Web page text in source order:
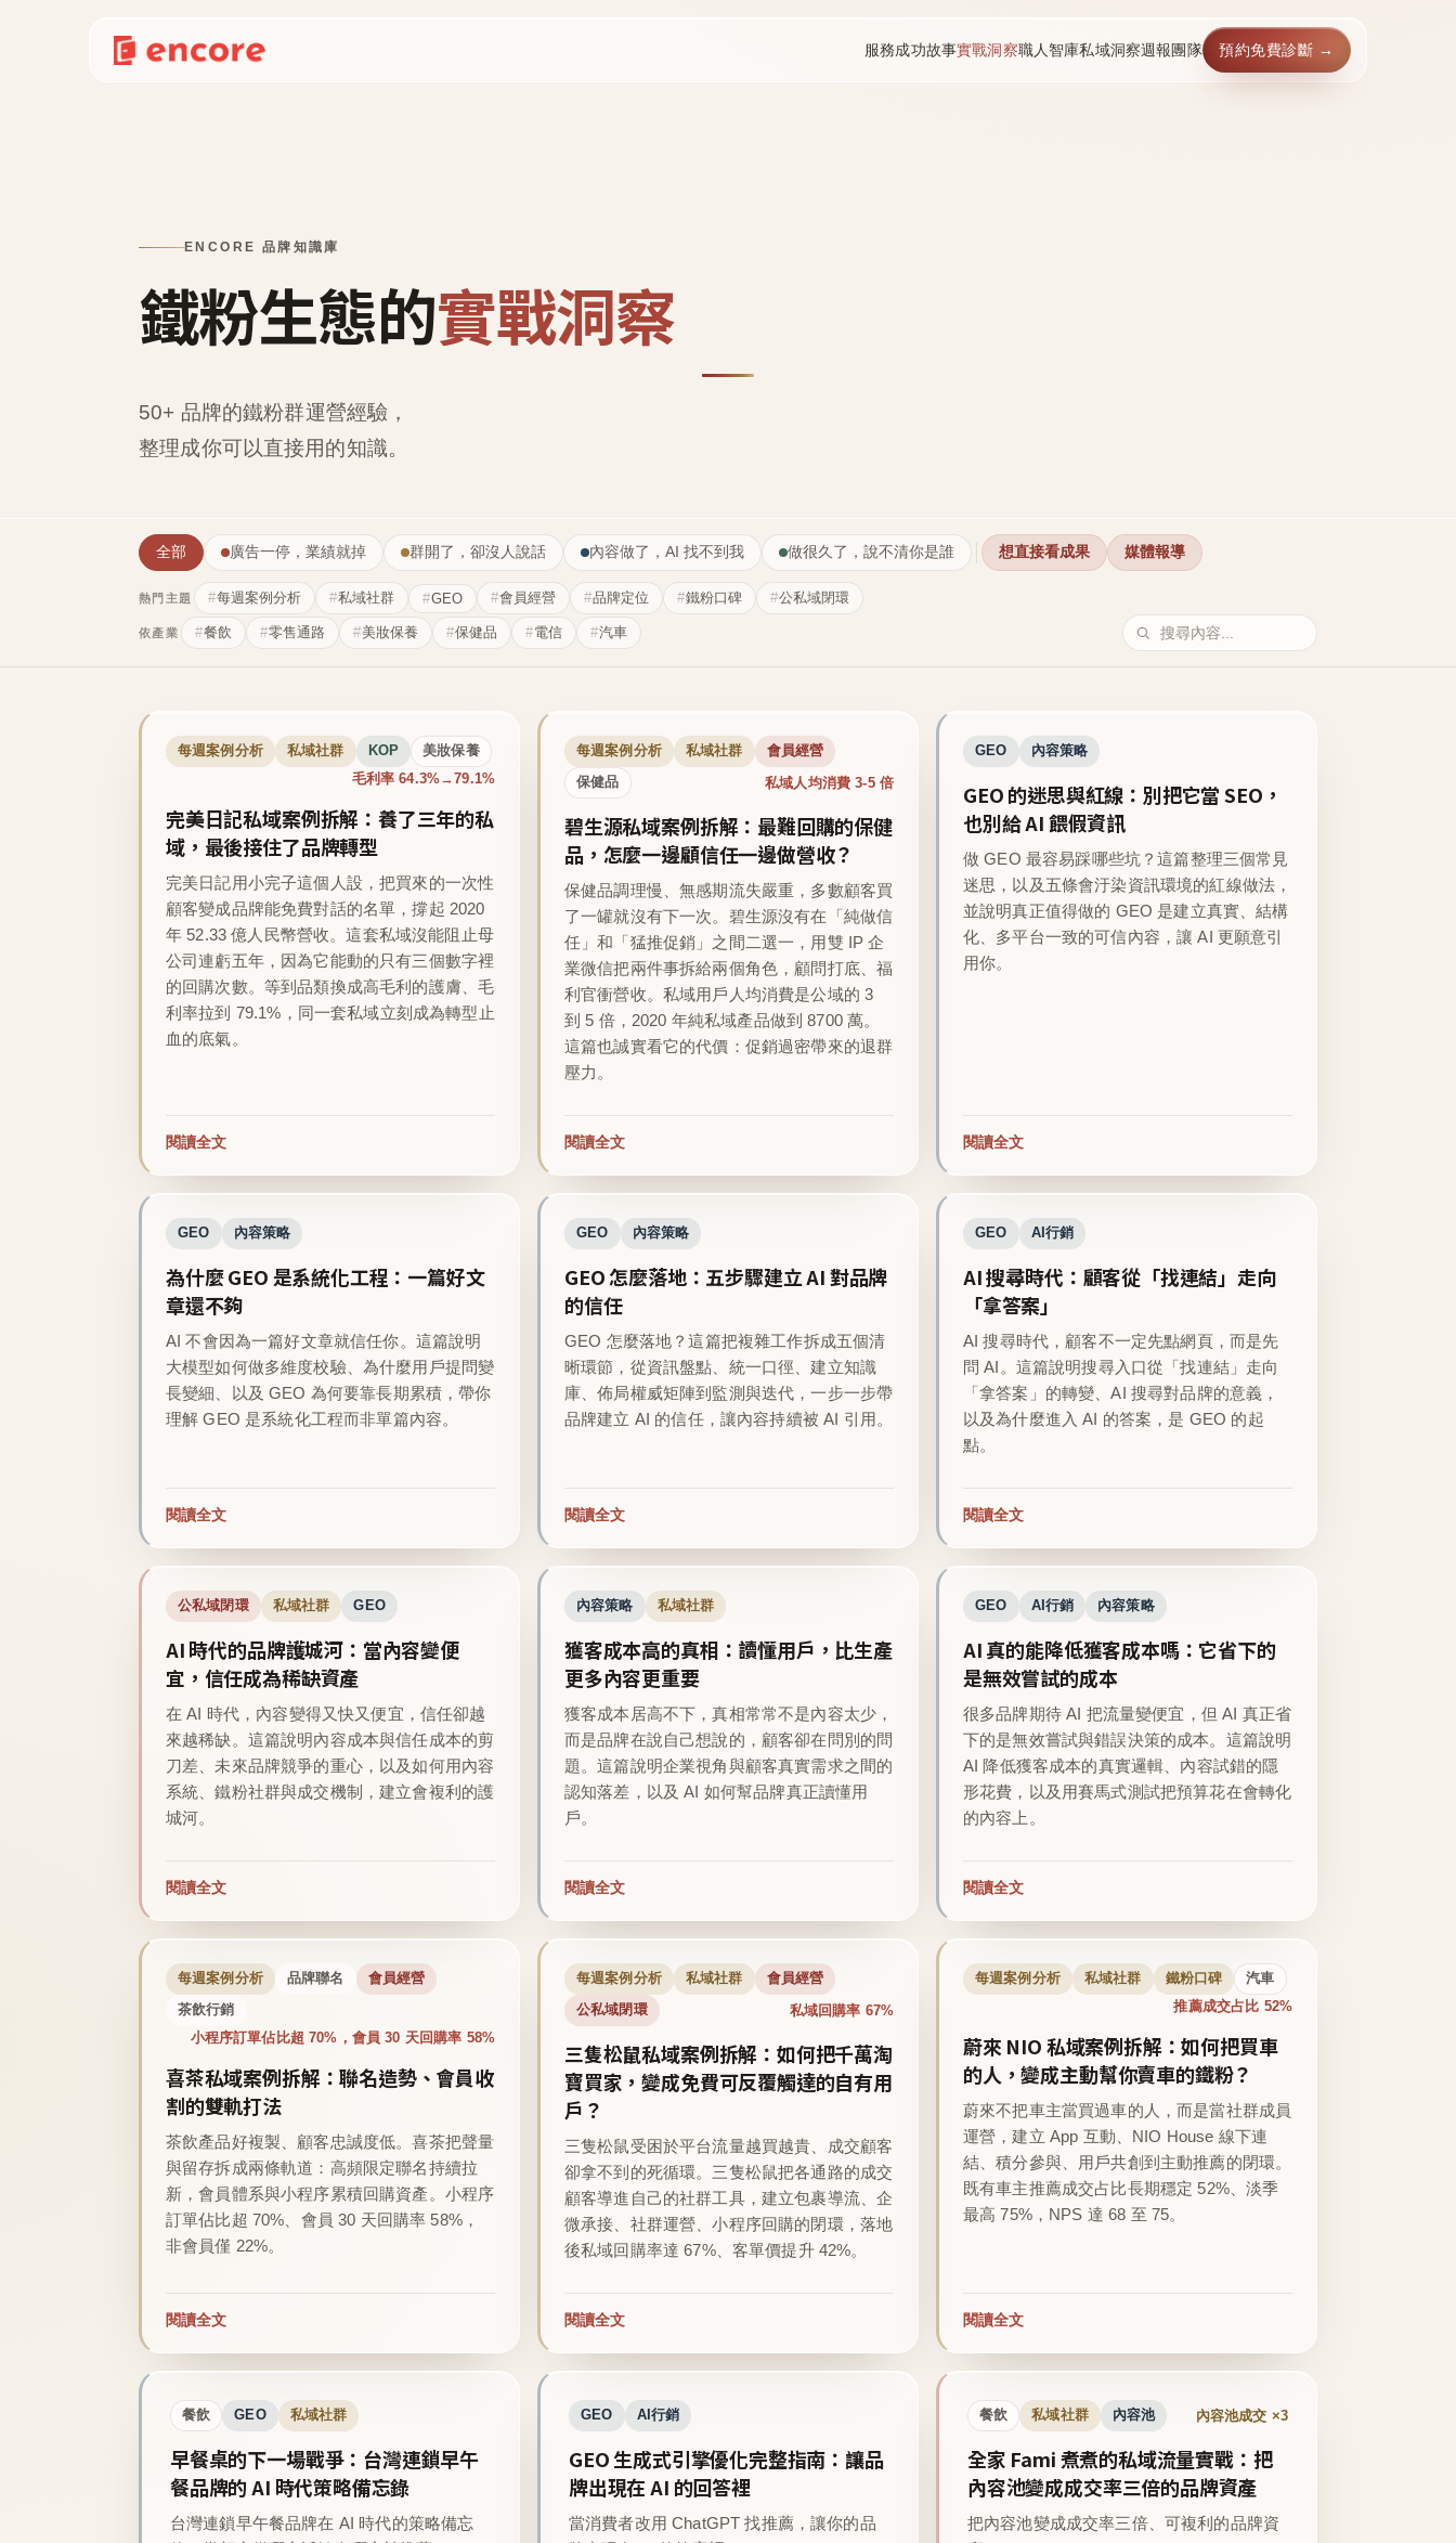
服務成功故事實戰洞察職人智庫私域洞察週報團隊 預約免費診斷 →
ENCORE 品牌知識庫
鐵粉生態的實戰洞察
50+ 品牌的鐵粉群運營經驗，
整理成你可以直接用的知識。
全部 廣告一停，業績就掉 群開了，卻沒人說話 內容做了，AI 找不到我 做很久了，說不清你是誰 想直接看成果 媒體報導
熱門主題 每週案例分析 私域社群 GEO 會員經營 品牌定位 鐵粉口碑 公私域閉環
依產業 餐飲 零售通路 美妝保養 保健品 電信 汽車
每週案例分析 私域社群 KOP 美妝保養
毛利率 64.3%→79.1%
完美日記私域案例拆解：養了三年的私
域，最後接住了品牌轉型
完美日記用小完子這個人設，把買來的一次性
顧客變成品牌能免費對話的名單，撐起 2020
年 52.33 億人民幣營收。這套私域沒能阻止母
公司連虧五年，因為它能動的只有三個數字裡
的回購次數。等到品類換成高毛利的護膚、毛
利率拉到 79.1%，同一套私域立刻成為轉型止
血的底氣。
閱讀全文
每週案例分析 私域社群 會員經營
保健品 私域人均消費 3-5 倍
碧生源私域案例拆解：最難回購的保健
品，怎麼一邊顧信任一邊做營收？
保健品調理慢、無感期流失嚴重，多數顧客買
了一罐就沒有下一次。碧生源沒有在「純做信
任」和「猛推促銷」之間二選一，用雙 IP 企
業微信把兩件事拆給兩個角色，顧問打底、福
利官衝營收。私域用戶人均消費是公域的 3
到 5 倍，2020 年純私域產品做到 8700 萬。
這篇也誠實看它的代價：促銷過密帶來的退群
壓力。
閱讀全文
GEO 內容策略
GEO 的迷思與紅線：別把它當 SEO，
也別給 AI 餵假資訊
做 GEO 最容易踩哪些坑？這篇整理三個常見
迷思，以及五條會汙染資訊環境的紅線做法，
並說明真正值得做的 GEO 是建立真實、結構
化、多平台一致的可信內容，讓 AI 更願意引
用你。
閱讀全文
GEO 內容策略
為什麼 GEO 是系統化工程：一篇好文
章還不夠
AI 不會因為一篇好文章就信任你。這篇說明
大模型如何做多維度校驗、為什麼用戶提問變
長變細、以及 GEO 為何要靠長期累積，帶你
理解 GEO 是系統化工程而非單篇內容。
閱讀全文
GEO 內容策略
GEO 怎麼落地：五步驟建立 AI 對品牌
的信任
GEO 怎麼落地？這篇把複雜工作拆成五個清
晰環節，從資訊盤點、統一口徑、建立知識
庫、佈局權威矩陣到監測與迭代，一步一步帶
品牌建立 AI 的信任，讓內容持續被 AI 引用。
閱讀全文
GEO AI行銷
AI 搜尋時代：顧客從「找連結」走向
「拿答案」
AI 搜尋時代，顧客不一定先點網頁，而是先
問 AI。這篇說明搜尋入口從「找連結」走向
「拿答案」的轉變、AI 搜尋對品牌的意義，
以及為什麼進入 AI 的答案，是 GEO 的起
點。
閱讀全文
公私域閉環 私域社群 GEO
AI 時代的品牌護城河：當內容變便
宜，信任成為稀缺資產
在 AI 時代，內容變得又快又便宜，信任卻越
來越稀缺。這篇說明內容成本與信任成本的剪
刀差、未來品牌競爭的重心，以及如何用內容
系統、鐵粉社群與成交機制，建立會複利的護
城河。
閱讀全文
內容策略 私域社群
獲客成本高的真相：讀懂用戶，比生產
更多內容更重要
獲客成本居高不下，真相常常不是內容太少，
而是品牌在說自己想說的，顧客卻在問別的問
題。這篇說明企業視角與顧客真實需求之間的
認知落差，以及 AI 如何幫品牌真正讀懂用
戶。
閱讀全文
GEO AI行銷 內容策略
AI 真的能降低獲客成本嗎：它省下的
是無效嘗試的成本
很多品牌期待 AI 把流量變便宜，但 AI 真正省
下的是無效嘗試與錯誤決策的成本。這篇說明
AI 降低獲客成本的真實邏輯、內容試錯的隱
形花費，以及用賽馬式測試把預算花在會轉化
的內容上。
閱讀全文
每週案例分析 品牌聯名 會員經營
茶飲行銷
小程序訂單佔比超 70%，會員 30 天回購率 58%
喜茶私域案例拆解：聯名造勢、會員收
割的雙軌打法
茶飲產品好複製、顧客忠誠度低。喜茶把聲量
與留存拆成兩條軌道：高頻限定聯名持續拉
新，會員體系與小程序累積回購資產。小程序
訂單佔比超 70%、會員 30 天回購率 58%，
非會員僅 22%。
閱讀全文
每週案例分析 私域社群 會員經營
公私域閉環 私域回購率 67%
三隻松鼠私域案例拆解：如何把千萬淘
寶買家，變成免費可反覆觸達的自有用
戶？
三隻松鼠受困於平台流量越買越貴、成交顧客
卻拿不到的死循環。三隻松鼠把各通路的成交
顧客導進自己的社群工具，建立包裹導流、企
微承接、社群運營、小程序回購的閉環，落地
後私域回購率達 67%、客單價提升 42%。
閱讀全文
每週案例分析 私域社群 鐵粉口碑 汽車
推薦成交占比 52%
蔚來 NIO 私域案例拆解：如何把買車
的人，變成主動幫你賣車的鐵粉？
蔚來不把車主當買過車的人，而是當社群成員
運營，建立 App 互動、NIO House 線下連
結、積分參與、用戶共創到主動推薦的閉環。
既有車主推薦成交占比長期穩定 52%、淡季
最高 75%，NPS 達 68 至 75。
閱讀全文
餐飲 GEO 私域社群
早餐桌的下一場戰爭：台灣連鎖早午
餐品牌的 AI 時代策略備忘錄
台灣連鎖早午餐品牌在 AI 時代的策略備忘
GEO AI行銷
GEO 生成式引擎優化完整指南：讓品
牌出現在 AI 的回答裡
當消費者改用 ChatGPT 找推薦，讓你的品
餐飲 私域社群 內容池 內容池成交 ×3
全家 Fami 煮煮的私域流量實戰：把
內容池變成成交率三倍的品牌資產
把內容池變成成交率三倍、可複利的品牌資